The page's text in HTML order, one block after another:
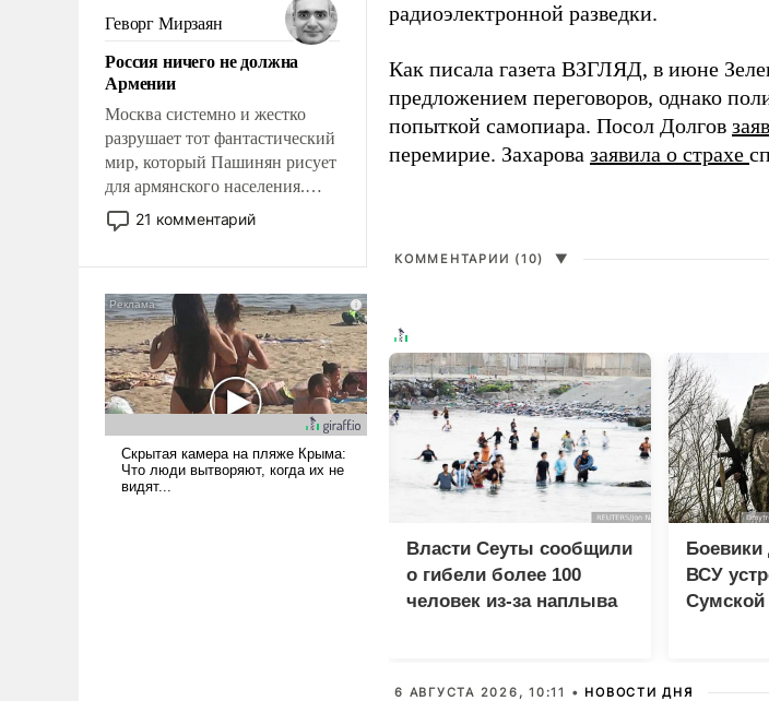
Сложившаяся ситуация
означает многолетний период
уязвимости США, например,
перед Китаем.
Геворг Мирзаян
Россия ничего не должна
Армении
Москва системно и жестко
разрушает тот фантастический
мир, который Пашинян рисует
для армянского населения.
Мир, где политические
прожекты будут безусловно
налогоплательщиков и где
Еревану за свои поступки не
нужно отвечать.
21 комментарий
радиоэлектронной разведки.
Как писала газета ВЗГЛЯД, в июне
предложением переговоров, однако
попыткой самопиара. Посол Долгов
перемирие. Захарова заявила о страхе
КОММЕНТАРИИ (10) ▼
Власти Сеуты сообщили
о гибели более 100
человек из-за наплыва
Боевики
ВСУ
Сумской
6 АВГУСТА 2026, 10:11 • НОВОСТИ ДНЯ